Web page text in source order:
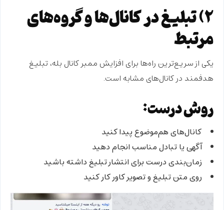
۲) تبلیغ در کانال‌ها و گروه‌های
مرتبط
یکی از سریع‌ترین راه‌ها برای افزایش ممبر کانال بله، تبلیغ
هدفمند در کانال‌های مشابه است.
روش درست:
کانال‌های هم‌موضوع پیدا کنید
آگهی یا تبادل مناسب انجام دهید
زمان‌بندی درست برای انتشار تبلیغ داشته باشید
روی متن تبلیغ و تصویر کاور کار کنید